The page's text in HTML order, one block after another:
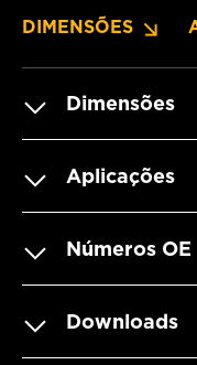
DIMENSÕES
Dimensões
Aplicações
Números OE
Downloads